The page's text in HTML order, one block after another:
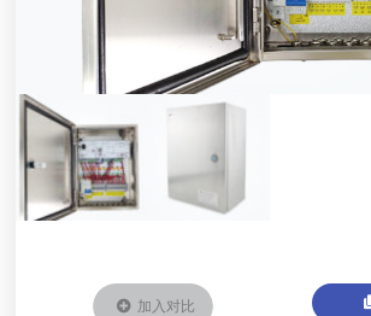
加入对比